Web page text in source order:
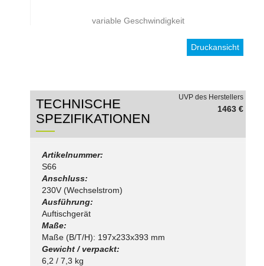
variable Geschwindigkeit
Druckansicht
UVP des Herstellers
1463 €
TECHNISCHE
SPEZIFIKATIONEN
Artikelnummer:
S66
Anschluss:
230V (Wechselstrom)
Ausführung:
Auftischgerät
Maße:
Maße (B/T/H): 197x233x393 mm
Gewicht / verpackt:
6,2 / 7,3 kg